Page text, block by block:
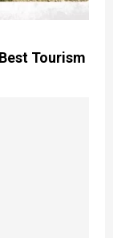
Tourism